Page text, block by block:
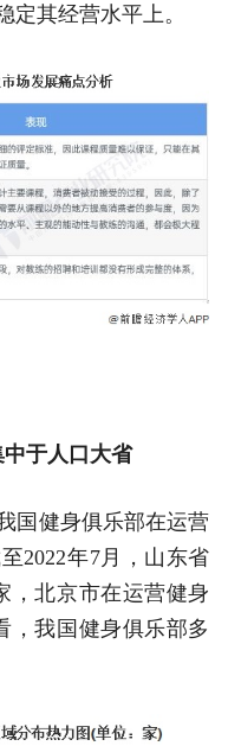
其经营水平上。
于人口大省
国健身俱乐部在运营
2022年7月，山东省
，北京市在运营健身
，我国健身俱乐部多